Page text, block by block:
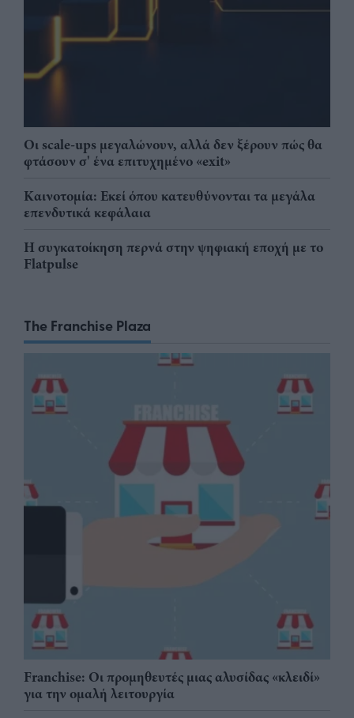
Οι scale-ups μεγαλώνουν, αλλά δεν ξέρουν πώς θα
φτάσουν σ' ένα επιτυχημένο «exit»
Καινοτομία: Εκεί όπου κατευθύνονται τα μεγάλα
επενδυτικά κεφάλαια
Η συγκατοίκηση περνά στην ψηφιακή εποχή με το
Flatpulse
The Franchise Plaza
Franchise: Οι προμηθευτές μιας αλυσίδας «κλειδί»
για την ομαλή λειτουργία